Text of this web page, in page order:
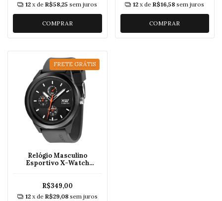
12 x deR$58,25 sem juros
COMPRAR
12 x deR$16,58 sem juros
COMPRAR
FRETE GRÁTIS
Relógio Masculino
Esportivo X-Watch
R$349,00
12 x de R$29,08 sem juros